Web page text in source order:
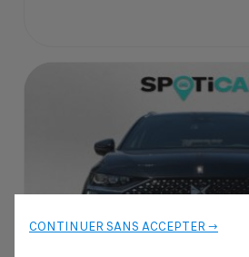
CONTINUER SANS ACCEPTER →